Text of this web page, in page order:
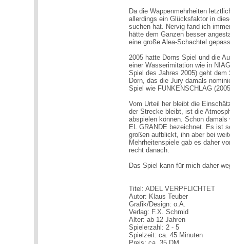
Da die Wappenmehrheiten
allerdings ein Glücksfaktor in
suchen hat. Nervig fand ich
hätte dem Ganzen besser
eine große Alea-Schachtel
2005 hatte Dorns Spiel und die
einer Wasserimitation wie in
Spiel des Jahres 2005) geht
Dorn, das die Jury damals
Spiel wie FUNKENSCHLAG
Vom Urteil her bleibt die
der Strecke bleibt, ist die
abspielen können. Schon
EL GRANDE bezeichnet. Es ist
großen aufblickt, ihn aber bei
Mehrheitenspiele gab es daher
recht danach.
Das Spiel kann für mich daher
Titel: ADEL VERPFLICHTET
Autor: Klaus Teuber
Grafik/Design: o.A.
Verlag: F.X. Schmid
Alter: ab 12 Jahren
Spielerzahl: 2 - 5
Spielzeit: ca. 45 Minuten